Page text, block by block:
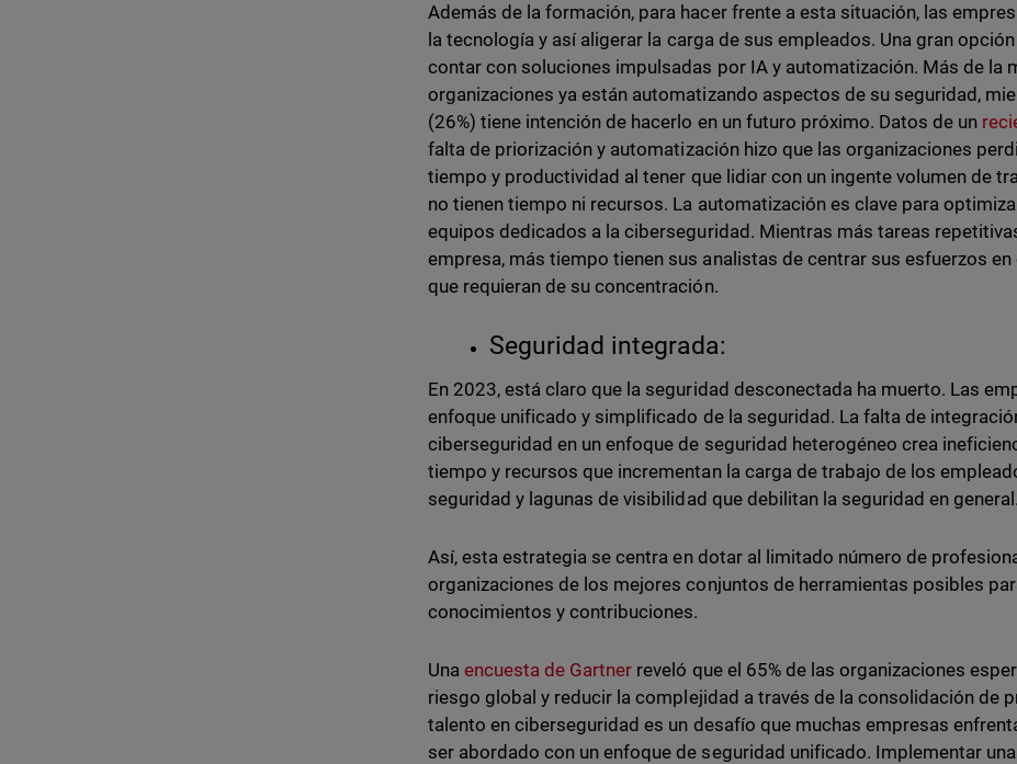
Además de la formación, para hacer frente a esta situación, las
la tecnología y así aligerar la carga de sus empleados. Una gran
contar con soluciones impulsadas por IA y automatización. Más de la
organizaciones ya están automatizando aspectos de su seguridad,
(26%) tiene intención de hacerlo en un futuro próximo. Datos de un
falta de priorización y automatización hizo que las organizaciones
tiempo y productividad al tener que lidiar con un ingente volumen de
no tienen tiempo ni recursos. La automatización es clave para
equipos dedicados a la ciberseguridad. Mientras más tareas
empresa, más tiempo tienen sus analistas de centrar sus esfuerzos
que requieran de su concentración.
Seguridad integrada:
En 2023, está claro que la seguridad desconectada ha muerto. Las
enfoque unificado y simplificado de la seguridad. La falta de
ciberseguridad en un enfoque de seguridad heterogéneo crea
tiempo y recursos que incrementan la carga de trabajo de los
seguridad y lagunas de visibilidad que debilitan la seguridad en general.
Así, esta estrategia se centra en dotar al limitado número de
organizaciones de los mejores conjuntos de herramientas posibles
conocimientos y contribuciones.
Unaencuesta de Gartner reveló que el 65% de las organizaciones
riesgo global y reducir la complejidad a través de la consolidación de
talento en ciberseguridad es un desafío que muchas empresas
ser abordado con un enfoque de seguridad unificado. Implementar una